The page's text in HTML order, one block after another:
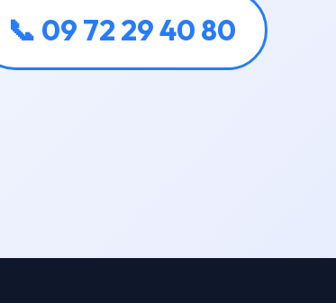
📞 09 72 29 40 80